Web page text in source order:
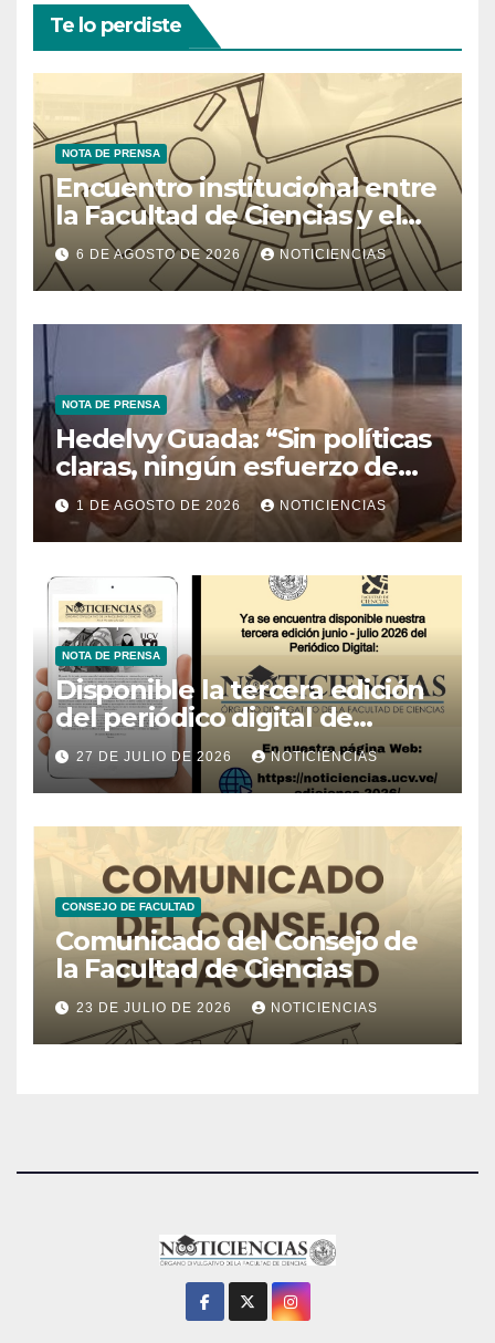
Te lo perdiste
NOTA DE PRENSA
Encuentro institucional entre
la Facultad de Ciencias y el
Ministerio de Ciencia y
Tecnología
6 DE AGOSTO DE 2026 NOTICIENCIAS
NOTA DE PRENSA
Hedelvy Guada: “Sin políticas
claras, ningún esfuerzo de
conservación rendirá frutos”
1 DE AGOSTO DE 2026 NOTICIENCIAS
NOTA DE PRENSA
Disponible la tercera edición
del periódico digital de
Noticiencias 2026
27 DE JULIO DE 2026 NOTICIENCIAS
CONSEJO DE FACULTAD
Comunicado del Consejo de
la Facultad de Ciencias
23 DE JULIO DE 2026 NOTICIENCIAS